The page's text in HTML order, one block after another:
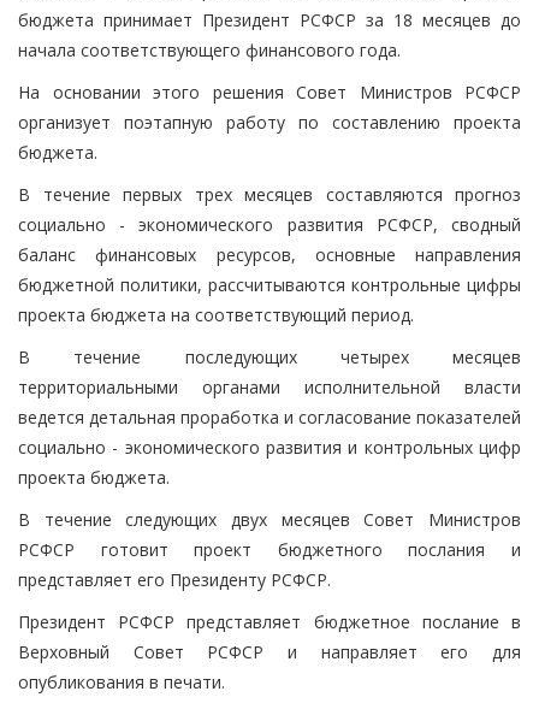
бюджета принимает Президент РСФСР за 18 месяцев до
начала соответствующего финансового года.
На основании этого решения Совет Министров РСФСР
организует поэтапную работу по составлению проекта
бюджета.
В течение первых трех месяцев составляются прогноз
социально - экономического развития РСФСР, сводный
баланс финансовых ресурсов, основные направления
бюджетной политики, рассчитываются контрольные цифры
проекта бюджета на соответствующий период.
В течение последующих четырех месяцев
территориальными органами исполнительной власти
ведется детальная проработка и согласование показателей
социально - экономического развития и контрольных цифр
проекта бюджета.
В течение следующих двух месяцев Совет Министров
РСФСР готовит проект бюджетного послания и
представляет его Президенту РСФСР.
Президент РСФСР представляет бюджетное послание в
Верховный Совет РСФСР и направляет его для
опубликования в печати.